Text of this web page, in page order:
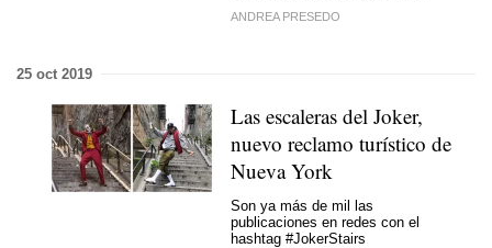
ANDREA PRESEDO
25 oct 2019
Las escaleras del Joker,
nuevo reclamo turístico de
Nueva York
Son ya más de mil las
publicaciones en redes con el
hashtag #JokerStairs